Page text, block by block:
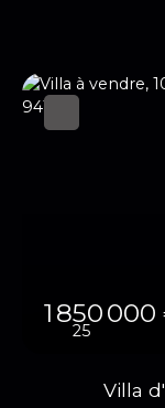
1 850 000
25
Villa